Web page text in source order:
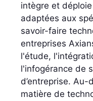
intègre et
adaptées aux
savoir-faire
entreprises
l'étude,
l'infogérance de
d’entreprise. Au-
matière de